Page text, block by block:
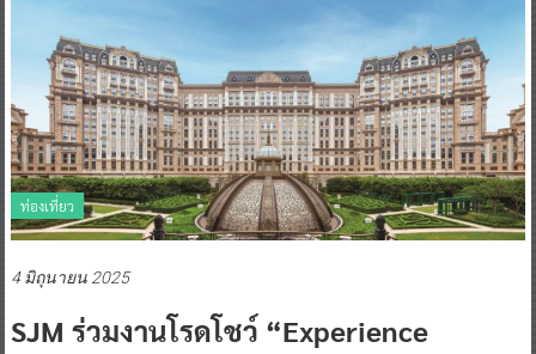
ท่องเที่ยว
4 มิถุนายน 2025
SJM ร่วมงานโรดโชว์ “Experience